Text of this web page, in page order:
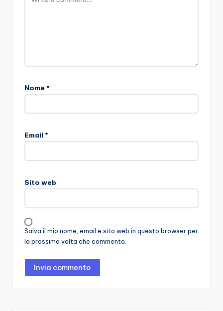
Nome *
Email *
Sito web
Salva il mio nome, email e sito web in questo browser per
la prossima volta che commento.